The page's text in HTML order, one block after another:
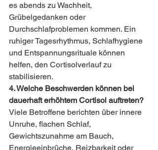
es abends zu Wachheit,
Grübelgedanken oder
Durchschlafproblemen kommen. Ein
ruhiger Tagesrhythmus, Schlafhygiene
und Entspannungsrituale können
helfen, den Cortisolverlauf zu
stabilisieren.
4. Welche Beschwerden können bei
dauerhaft erhöhtem Cortisol auftreten?
Viele Betroffene berichten über innere
Unruhe, flachen Schlaf,
Gewichtszunahme am Bauch,
Energieeinbrüche, Reizbarkeit oder